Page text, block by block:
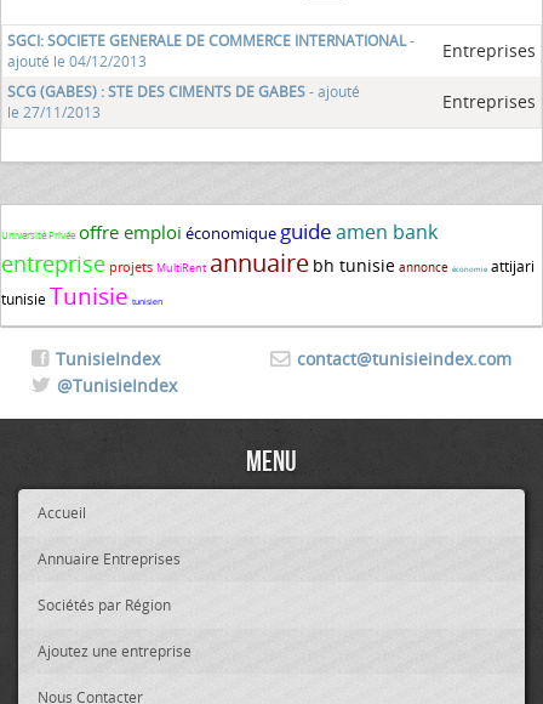
SGCI: SOCIETE GENERALE DE COMMERCE INTERNATIONAL-
ajouté le 04/12/2013
Entreprises
SCG (GABES) : STE DES CIMENTS DE GABES- ajouté
le 27/11/2013
Entreprises
Université Privée offre emploi économique guideamen bank
entreprise projets MultiRent annuaire bh tunisie annonce économie attijari
tunisieTunisie tunisien
contact@tunisieindex.com
TunisieIndex
@TunisieIndex
Menu
Accueil
Annuaire Entreprises
Sociétés par Région
Ajoutez une entreprise
Nous Contacter